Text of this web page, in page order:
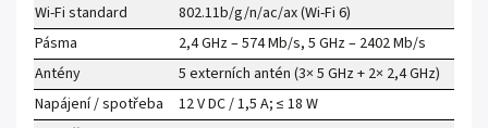
Wi-Fi standard
802.11b/g/n/ac/ax (Wi-Fi 6)
Pásma
2,4 GHz – 574 Mb/s, 5 GHz – 2402 Mb/s
Antény
5 externích antén (3× 5 GHz + 2× 2,4 GHz)
Napájení / spotřeba
12 V DC / 1,5 A; ≤ 18 W